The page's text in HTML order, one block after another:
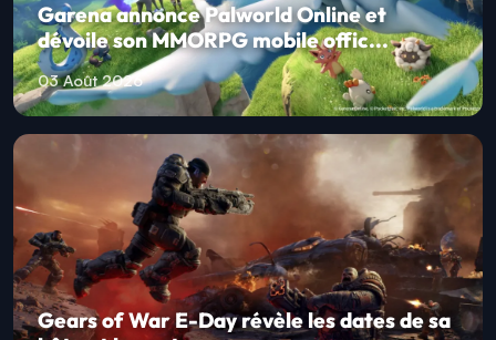
Garena annonce Palworld Online et
dévoile son MMORPG mobile offic...
03 Août 2026
Gears of War E-Day révèle les dates de sa